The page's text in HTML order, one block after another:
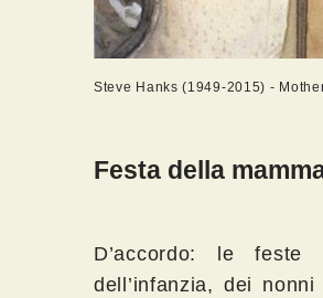
Steve Hanks (1949-2015) -
Festa della
D’accordo: le
dell’infanzia, dei